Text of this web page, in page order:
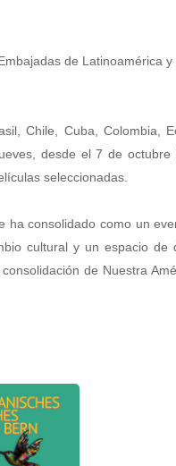
de Latinoamérica
Chile, Cuba, Colombia,
desde el 7 de
seleccionadas.
consolidado como un
cultural y un espacio de
de Nuestra